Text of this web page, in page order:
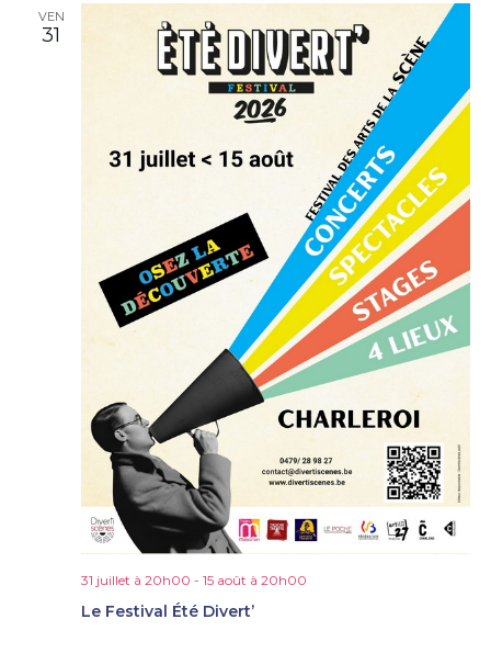
VEN
31
Le Festival Été Divert’
31 juillet à 20h00 - 15 août à 20h00